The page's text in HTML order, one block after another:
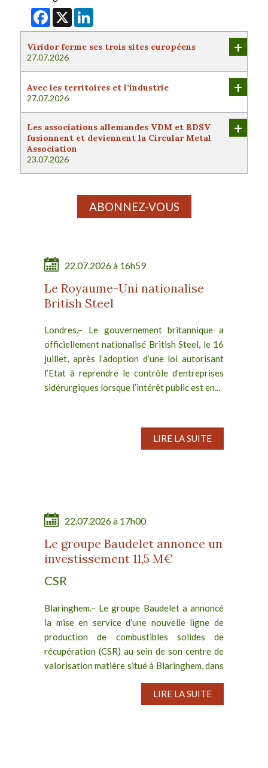
Facebook
X
Viridor ferme ses trois sites européens
27.07.2026
+
Avec les territoires et l’industrie
27.07.2026
+
Les associations allemandes VDM et BDSV
fusionnent et deviennent la Circular Metal
Association
23.07.2026
+
ABONNEZ-VOUS
22.07.2026 à 16h59
Le Royaume-Uni nationalise
British Steel
Londres.– Le gouvernement britannique a
officiellement nationalisé British Steel, le 16
juillet, après l’adoption d’une loi autorisant
l’Etat à reprendre le contrôle d’entreprises
sidérurgiques lorsque l’intérêt public est en...
LIRE LA SUITE
22.07.2026 à 17h00
Le groupe Baudelet annonce un
investissement 11,5 M€
CSR
Blaringhem.– Le groupe Baudelet a annoncé
la mise en service d’une nouvelle ligne de
production de combustibles solides de
récupération (CSR) au sein de son centre de
valorisation matière situé à Blaringhem, dans
LIRE LA SUITE